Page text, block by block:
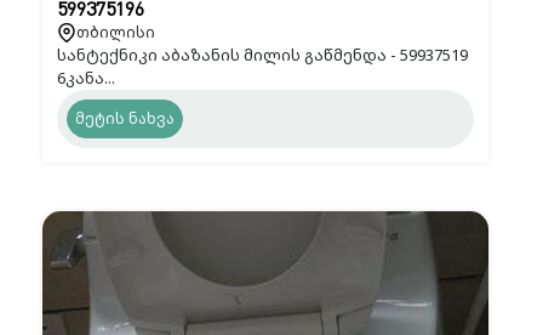
599375196
თბილისი
სანტექნიკი აბაზანის მილის გაწმენდა - 59937519
6კანა...
მეტის ნახვა